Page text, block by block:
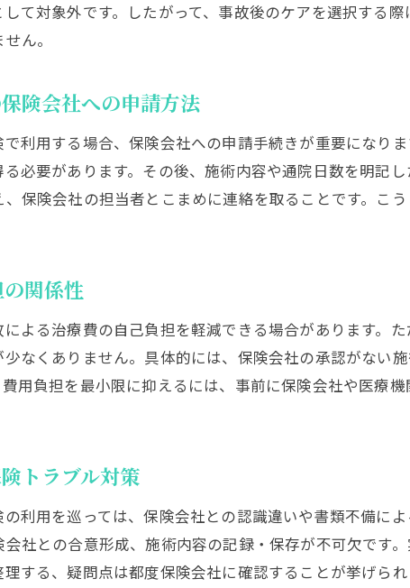
て対象外です。したがって、事故後のケアを選択する
ん。
険会社への申請方法
利用する場合、保険会社への申請手続きが重要になり
必要があります。その後、施術内容や通院日数を明記
保険会社の担当者とこまめに連絡を取ることです。こ
関係性
よる治療費の自己負担を軽減できる場合があります。
なくありません。具体的には、保険会社の承認がない
用負担を最小限に抑えるには、事前に保険会社や医療
トラブル対策
利用を巡っては、保険会社との認識違いや書類不備に
社との合意形成、施術内容の記録・保存が不可欠です
する、疑問点は都度保険会社に確認することが挙げら